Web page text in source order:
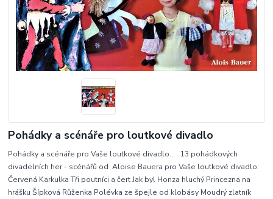
Pohádky a scénáře pro loutkové divadlo
Pohádky a scénáře pro Vaše loutkové divadlo... 13 pohádkových
divadelních her - scénářů od Aloise Bauera pro Vaše loutkové divadlo:
Červená Karkulka Tři poutníci a čert Jak byl Honza hluchý Princezna na
hrášku Šípková Růženka Polévka ze špejle od klobásy Moudrý zlatník